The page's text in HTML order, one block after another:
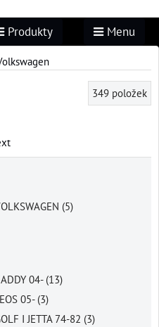
Produkty Menu
349 položek
(5)
04- (13)
EOS 05- (3)
I JETTA 74-82 (3)